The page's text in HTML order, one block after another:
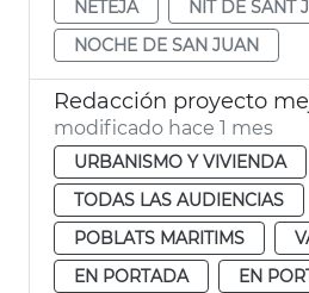
NETEJA
NIT DE SANT
NOCHE DE SAN JUAN
modificado hace 1 mes
URBANISMO Y VIVIENDA
TODAS LAS AUDIENCIAS
POBLATS MARITIMS
EN PORTADA
EN